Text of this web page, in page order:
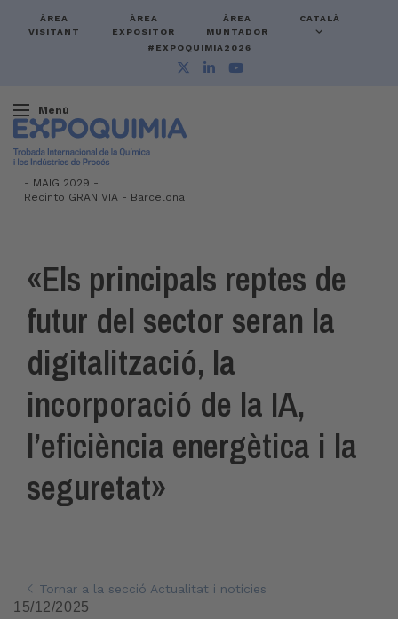
ÀREA
VISITANT
ÀREA
EXPOSITOR
ÀREA
MUNTADOR
CATALÀ
#EXPOQUIMIA2026
Menú
- MAIG 2029 -
Recinto GRAN VIA - Barcelona
«Els principals reptes de
futur del sector seran la
digitalització, la
incorporació de la IA,
l’eficiència energètica i la
seguretat»
Tornar a la secció Actualitat i notícies
15/12/2025